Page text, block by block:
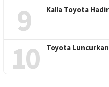
9 Kalla Toyota
10 Toyota